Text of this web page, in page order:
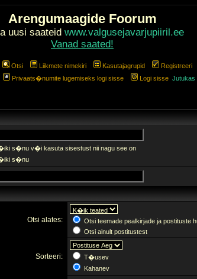
Arengumaagide Foorum
uusi saateid www.valgusejavarjupiiril.ee
Vanad saated!
Otsi Liikmete nimekiri Kasutajagrupid
Registreeri
Privaats�numite lugemiseks logi sisse Logi sisse Jutukas
s�nu v�i kasuta sisestust nii nagu see on
s�nu
Otsi alates:
Otsi teemade pealkirjade ja postituste
Otsi ainult postitustest
Sorteeri:
T�usev
Kahanev